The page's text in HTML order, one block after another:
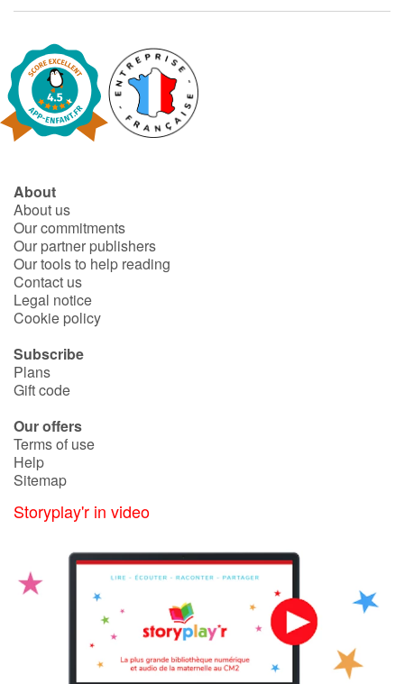
Fable, myth, literature and poetry
Princesses and princes, kings, queens and dragons
Ogres, monsters and witches
Heroines and Heroes
Ecology, nature, seasons
The animals
Travel, epic, investigation, adventure
Around the world
Learning
Documentaries
At school
Festivals and events
Love and friendship
About
About us
Our commitments
Our partner publishers
Our tools to help reading
Contact us
Legal notice
Cookie policy
Subscribe
Plans
Gift code
Our offers
Terms of use
Help
Sitemap
Storyplay'r in video